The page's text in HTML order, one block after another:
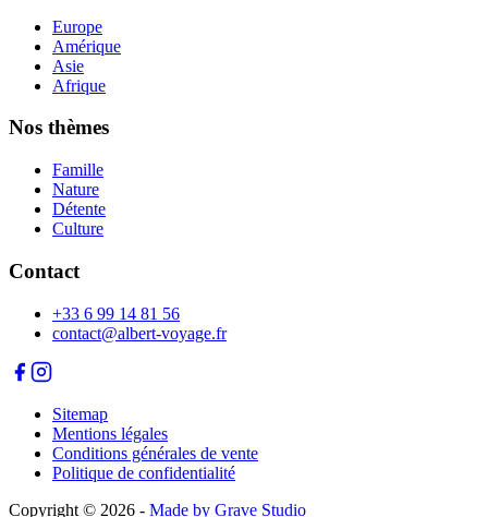
Europe
Amérique
Asie
Afrique
Nos thèmes
Famille
Nature
Détente
Culture
Contact
+33 6 99 14 81 56
contact@albert-voyage.fr
Sitemap
Mentions légales
Conditions générales de vente
Politique de confidentialité
Copyright © 2026 - Made by Grave Studio